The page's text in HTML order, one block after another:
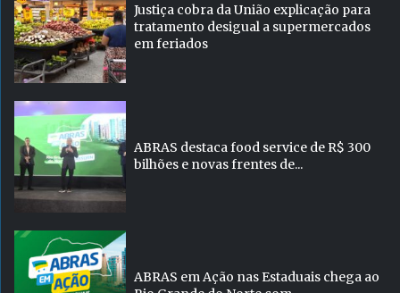
Justiça cobra da União explicação para
tratamento desigual a supermercados
em feriados
ABRAS destaca food service de R$ 300
bilhões e novas frentes de...
ABRAS em Ação nas Estaduais chega ao